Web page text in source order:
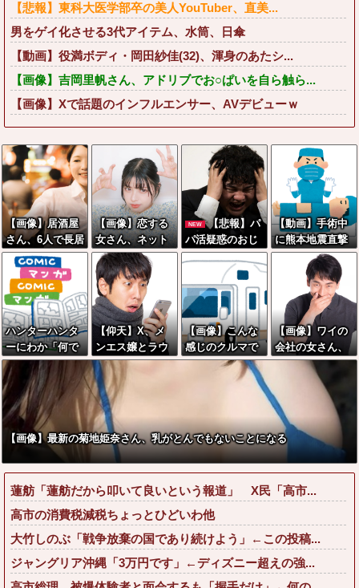
【悲報】東科大医学部卒の美人YouTuber、直美...
男をゲイ化させる3代アイテム、水筒、日傘
【動画】役満ボディ・岡田紗佳(32)、渾身のあたシ...
【画像】吉岡里帆さん、アドリブでお○ぱいを自ら触ら...
【画像】Xで話題のインフルエンサー、AVデビューｗ
【画像】居酒屋
さん、6人で長居
して会計4939円
しか使わない客
にお気持ち表明
してしまう←コ
レどっちが悪い
ん
や？？？？？？
【画像】恋する
女さん、ネット
民が驚愕する大
変身を遂げてし
まう←コレは凄
過ぎるw w w w
w w w w
NEW
【悲報】パ
パ活疑惑のおじ
さん、待ち合わ
せに写真と違う
女が来たので逃
げようとするも
眼鏡を奪われ可
哀想なことにな
っているところ
を激写されてし
【動画】手術中
に熊本地震直撃
やばすぎる
ハンターハンタ
ーにわか「何で
も切れる刀は具
現化できない(ﾆﾁ
ｯ」←これ
【仰天】X、メ
ンエス嬢とラウ
ンジ嬢が熾烈な
女の争いを繰り
広げ対戦型にな
ってしまうw w
w w w w w w
【画像】こんな
感じのクルマで
車中泊旅したい
【画像】ワイの
会社の女さん、
『コレ』を強調
し過ぎて完全に
あたしこ枠を狙
ってるんだがw
w w w w w w w
w w w w
【画像】最新の菊地姫奈さん、乳がとんでもないことになる
蓮舫「蓮舫だから叩いて良いという報道」 X民「高市...
高市の消費税減税ちょっとひどいわ他
大竹しのぶ「戦争放棄の国であり続けよう」←この投稿...
ジャングリア沖縄「3万円です」←ディズニー超えの強...